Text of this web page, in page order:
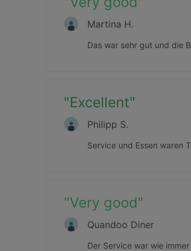
Martina H.
Das war sehr gut und die
"Excellent"
Philipp S.
Service und Essen waren
"Very good"
Quandoo Diner
Der Service war wie